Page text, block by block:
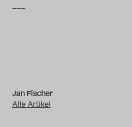
–––
Jan Fischer
Alle Artikel